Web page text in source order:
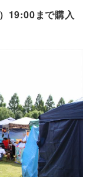
19:00まで購入